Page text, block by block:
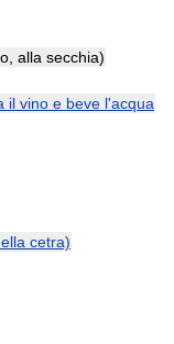
alla secchia)
il vino e beve l'acqua
cetra)